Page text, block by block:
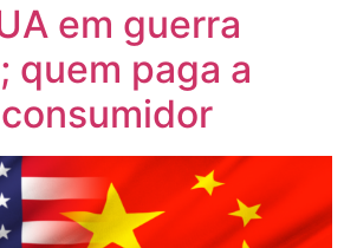
em guerra
quem paga a